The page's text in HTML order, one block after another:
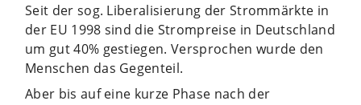
Seit der sog. Liberalisierung der Strommärkte in
der EU 1998 sind die Strompreise in Deutschland
um gut 40% gestiegen. Versprochen wurde den
Menschen das Gegenteil.
Aber bis auf eine kurze Phase nach der